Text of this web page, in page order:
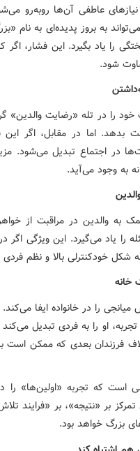
نیازهای عاطفی آن‌ها روبه‌رو
به بروز پدیده‌ای به
را یاد بگیرد. این فشار،
شود.
را در تله «رضایت والدین»
بدهد. اما در مقابل، اگر
در اجتماع تبدیل می‌شود.
به وجود می‌آید.
به والدین در مراقبت از
را یاد می‌گیرد. این ویژگی
به شکل خودکنترلی بالا و نظم
خانه
میانجی را در خانواده ایفا
تجربه، او را به فردی تبدیل
فرزندان بعدی که ممکن است
است که تجربه «اولین‌ها» را
تمرکز بر «نتیجه»، بر «فرایند
بزرگ خواهد بود.